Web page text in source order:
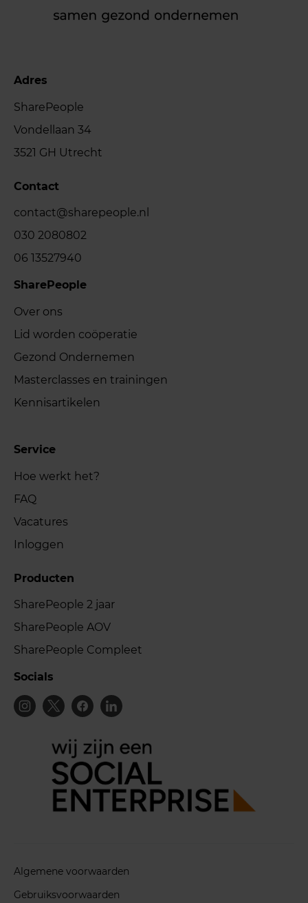
Adres
SharePeople
Vondellaan 34
3521 GH Utrecht
Contact
contact@sharepeople.nl
030 2080802
06 13527940
SharePeople
Over ons
Lid worden coöperatie
Gezond Ondernemen
Masterclasses en trainingen
Kennisartikelen
Service
Hoe werkt het?
FAQ
Vacatures
Inloggen
Producten
SharePeople 2 jaar
SharePeople AOV
SharePeople Compleet
Socials
Algemene voorwaarden
Gebruiksvoorwaarden